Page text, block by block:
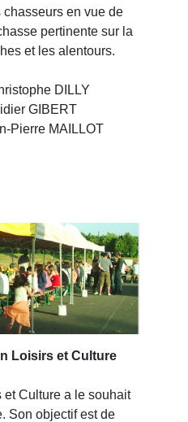
en vue de
pertinente sur la
et les alentours.
DILLY
GIBERT
Pierre MAILLOT
Loisirs et Culture
et Culture a le souhait
Son objectif est de